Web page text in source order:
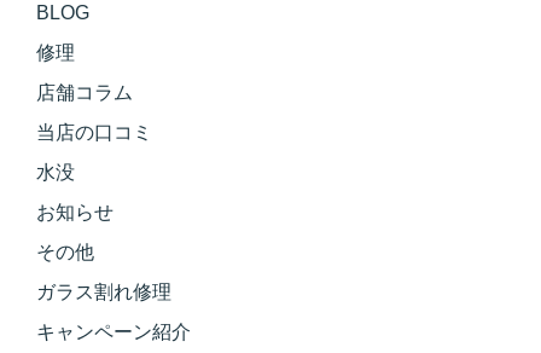
BLOG
修理
店舗コラム
当店の口コミ
水没
お知らせ
その他
ガラス割れ修理
キャンペーン紹介